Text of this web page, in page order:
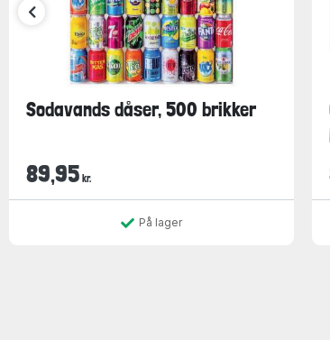
Sodavands dåser, 500 brikker
89,95 kr.
På lager